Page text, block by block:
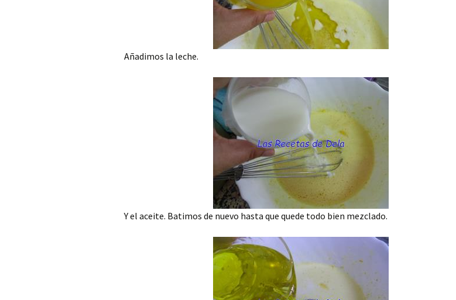
Añadimos la leche.
Y el aceite. Batimos de nuevo hasta que quede todo bien mezclado.